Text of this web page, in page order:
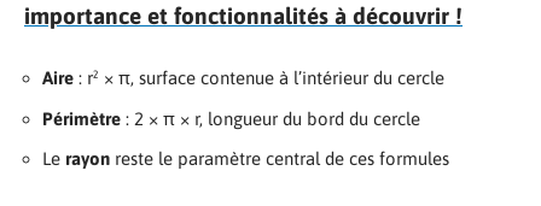
importance et fonctionnalités à découvrir !
Aire : r² × π, surface contenue à l’intérieur du cercle
Périmètre : 2 × π × r, longueur du bord du cercle
Le rayon reste le paramètre central de ces formules